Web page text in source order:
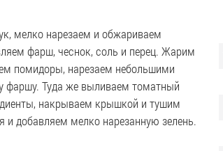
мелко нарезаем и обжариваем
фарш, чеснок, соль и перец. Жарим
помидоры, нарезаем небольшими
фаршу. Туда же выливаем томатный
накрываем крышкой и тушим
и добавляем мелко нарезанную зелень.